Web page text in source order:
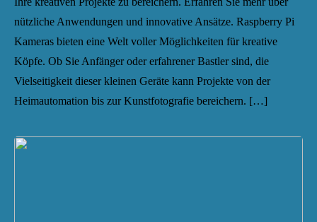
nützliche Anwendungen und innovative Ansätze. Raspberry Pi
Kameras bieten eine Welt voller Möglichkeiten für kreative
Köpfe. Ob Sie Anfänger oder erfahrener Bastler sind, die
Vielseitigkeit dieser kleinen Geräte kann Projekte von der
Heimautomation bis zur Kunstfotografie bereichern. […]